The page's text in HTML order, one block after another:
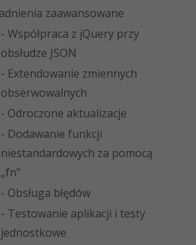
zaawansowane
- Współpraca z jQuery przy
obsłudze JSON
- Extendowanie zmiennych
obserwowalnych
- Odroczone aktualizacje
- Dodawanie funkcji
niestandardowych za pomocą
„fn”
- Obsługa błędów
- Testowanie aplikacji i testy
jednostkowe